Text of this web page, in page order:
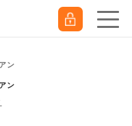
ン
ン